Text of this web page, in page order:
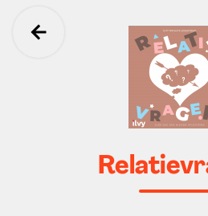
Ga terug